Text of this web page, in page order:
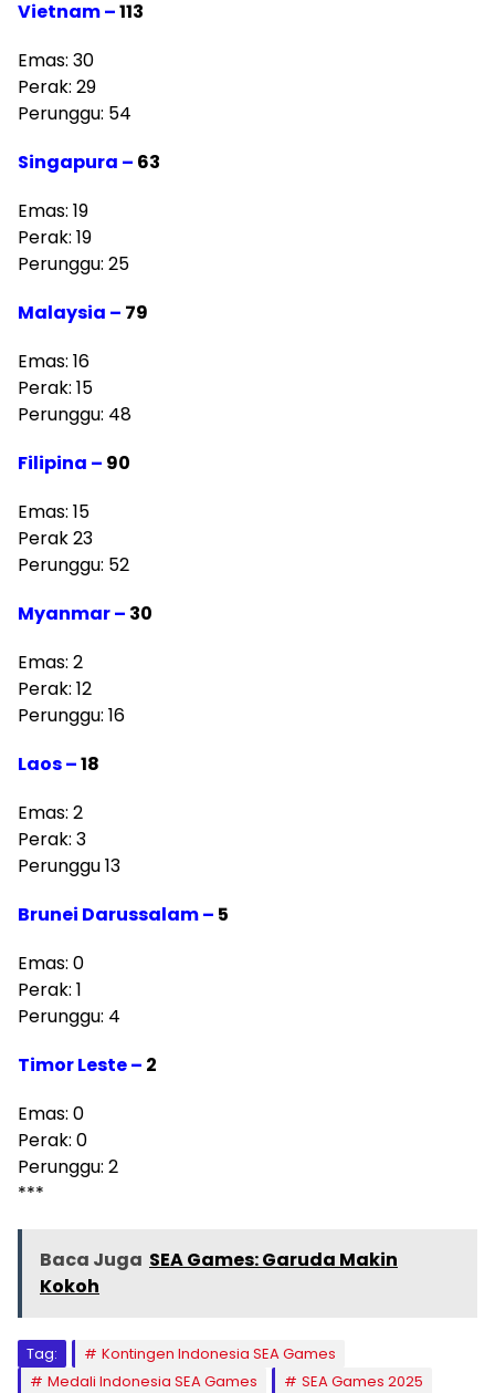
Vietnam –113
Emas: 30
Perak: 29
Perunggu: 54
Singapura – 63
Emas: 19
Perak: 19
Perunggu: 25
Malaysia – 79
Emas: 16
Perak: 15
Perunggu: 48
Filipina – 90
Emas: 15
Perak 23
Perunggu: 52
Myanmar – 30
Emas: 2
Perak: 12
Perunggu: 16
Laos –18
Emas: 2
Perak: 3
Perunggu 13
Brunei Darussalam – 5
Emas: 0
Perak: 1
Perunggu: 4
Timor Leste – 2
Emas: 0
Perak: 0
Perunggu: 2
***
Baca Juga SEA Games: Garuda Makin
Kokoh
Tag:
Kontingen Indonesia SEA Games
Medali Indonesia SEA Games
SEA Games 2025